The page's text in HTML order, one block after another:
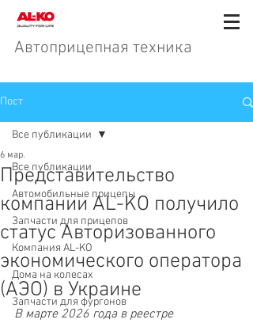
Автоприцепная техника
Пост
Все публикации
Автомобильные прицепы
Запчасти для прицепов
Компания AL-KO
Дома на колесах
Запчасти для фургонов
Все публикации
Представительство
компании AL-KO получило
статус Авторизованного
экономического оператора
(АЭО) в Украине
6 мар.
В марте 2026 года в реестре